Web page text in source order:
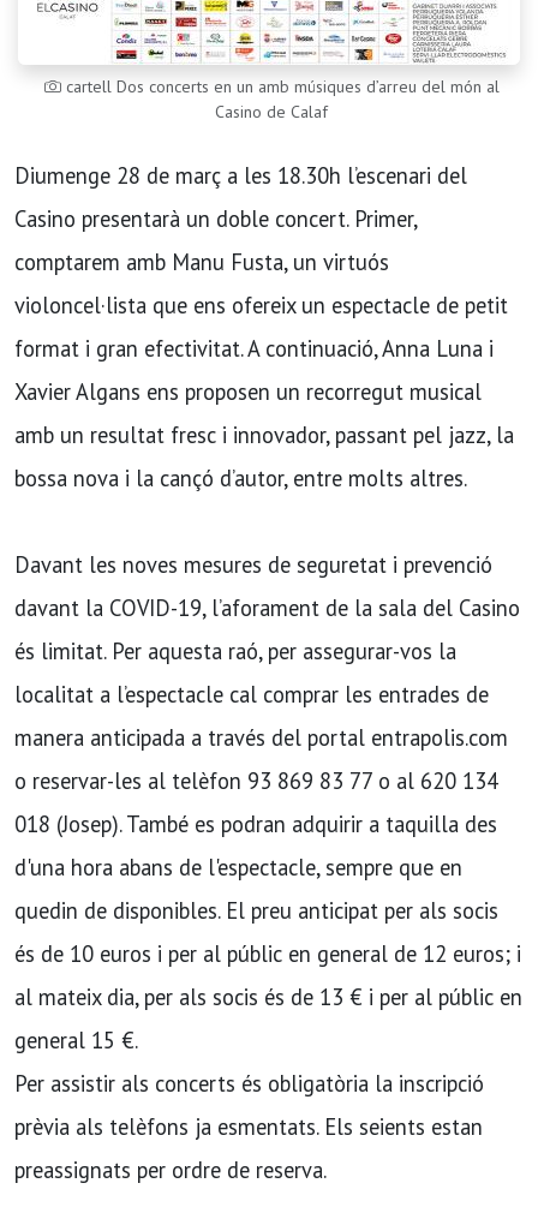
cartell Dos concerts en un amb músiques d’arreu del món al
Casino de Calaf
Diumenge 28 de març a les 18.30h l’escenari del
Casino presentarà un doble concert. Primer,
comptarem amb Manu Fusta, un virtuós
violoncel·lista que ens ofereix un espectacle de petit
format i gran efectivitat. A continuació, Anna Luna i
Xavier Algans ens proposen un recorregut musical
amb un resultat fresc i innovador, passant pel jazz, la
bossa nova i la cançó d’autor, entre molts altres.
Davant les noves mesures de seguretat i prevenció
davant la COVID-19, l’aforament de la sala del Casino
és limitat. Per aquesta raó, per assegurar-vos la
localitat a l’espectacle cal comprar les entrades de
manera anticipada a través del portal entrapolis.com
o reservar-les al telèfon 93 869 83 77 o al 620 134
018 (Josep). També es podran adquirir a taquilla des
d'una hora abans de l'espectacle, sempre que en
quedin de disponibles. El preu anticipat per als socis
és de 10 euros i per al públic en general de 12 euros; i
al mateix dia, per als socis és de 13 € i per al públic en
general 15 €.
Per assistir als concerts és obligatòria la inscripció
prèvia als telèfons ja esmentats. Els seients estan
preassignats per ordre de reserva.